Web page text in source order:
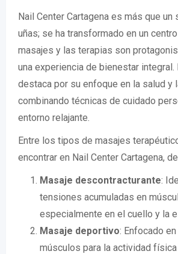
Nail Center Cartagena es más que un
uñas; se ha transformado en un
masajes y las terapias son
una experiencia de bienestar integral.
destaca por su enfoque en la salud y
combinando técnicas de cuidado
entorno relajante.
Entre los tipos de masajes
encontrar en Nail Center Cartagena,
Masaje descontracturante:
tensiones acumuladas en
especialmente en el cuello y la
Masaje deportivo: Enfocado
músculos para la actividad